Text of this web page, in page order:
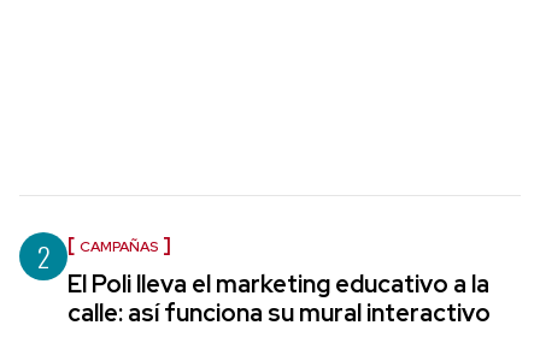
2 CAMPAÑAS
El Poli lleva el marketing educativo a la
calle: así funciona su mural interactivo